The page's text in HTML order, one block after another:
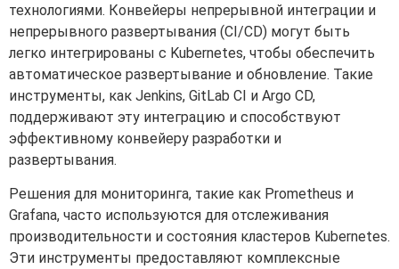
технологиями. Конвейеры непрерывной интеграции и
непрерывного развертывания (CI/CD) могут быть
легко интегрированы с Kubernetes, чтобы обеспечить
автоматическое развертывание и обновление. Такие
инструменты, как Jenkins, GitLab CI и Argo CD,
поддерживают эту интеграцию и способствуют
эффективному конвейеру разработки и
развертывания.
Решения для мониторинга, такие как Prometheus и
Grafana, часто используются для отслеживания
производительности и состояния кластеров Kubernetes.
Эти инструменты предоставляют комплексные